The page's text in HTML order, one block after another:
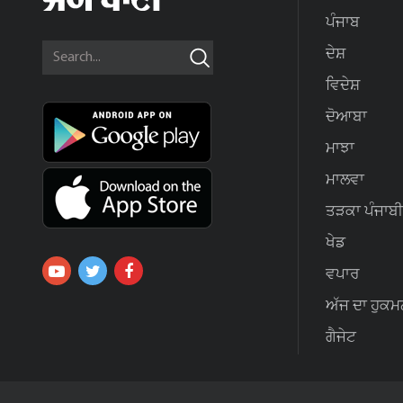
ਪੰਜਾਬ
ਦੇਸ਼
ਵਿਦੇਸ਼
ਦੋਆਬਾ
ਮਾਝਾ
ਮਾਲਵਾ
ਤੜਕਾ ਪੰਜਾਬੀ
ਖੇਡ
ਵਪਾਰ
ਅੱਜ ਦਾ
ਗੈਜੇਟ